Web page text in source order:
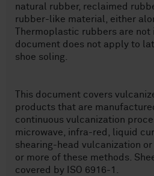
natural rubber, reclaimed
rubber-like material, either
Thermoplastic rubbers are not
document does not apply to
shoe soling.
This document covers
products that are
continuous vulcanization
microwave, infra-red, liquid
shearing-head vulcanization
or more of these methods.
covered by ISO 6916-1.